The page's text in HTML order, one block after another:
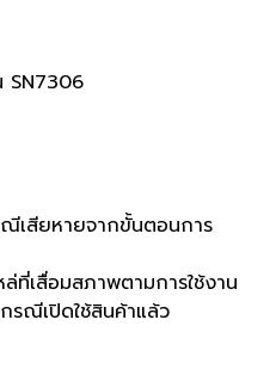
SN7306
เสียหายจากขั้นตอนการ
ที่เสื่อมสภาพตามการใช้งาน
รณีเปิดใช้สินค้าแล้ว